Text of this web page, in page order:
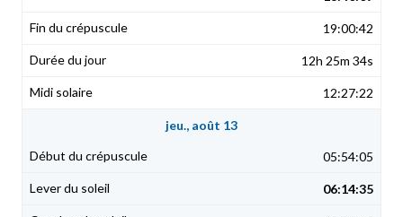
19:00:42
12h 25m 34s
12:27:22
jeu., août 13
05:54:05
06:14:35